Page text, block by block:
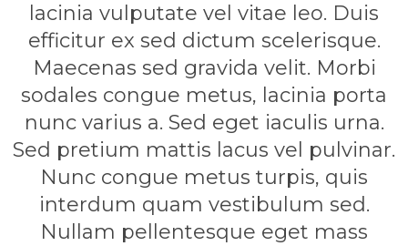
lacinia vulputate vel vitae leo. Duis
efficitur ex sed dictum scelerisque.
Maecenas sed gravida velit. Morbi
sodales congue metus, lacinia porta
nunc varius a. Sed eget iaculis urna.
Sed pretium mattis lacus vel pulvinar.
Nunc congue metus turpis, quis
interdum quam vestibulum sed.
Nullam pellentesque eget mass